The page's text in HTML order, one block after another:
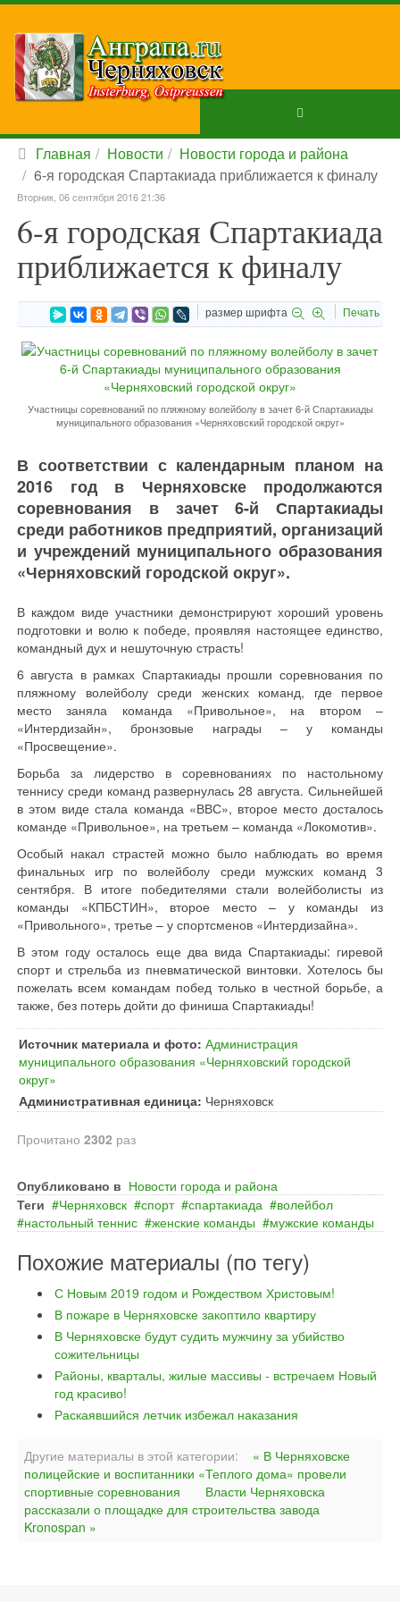
Главная Новости
Новости города и района
6-я городская Спартакиада приближается к финалу
Вторник, 06 сентября 2016 21:36
6-я городская Спартакиада
приближается к финалу
размер шрифта Печать
Участницы соревнований по пляжному волейболу в зачет 6-й Спартакиады
муниципального образования «Черняховский городской округ»
В соответствии с календарным планом на
2016 год в Черняховске продолжаются
соревнования в зачет 6-й Спартакиады
среди работников предприятий, организаций
и учреждений муниципального образования
«Черняховский городской округ».
В каждом виде участники демонстрируют хороший уровень
подготовки и волю к победе, проявляя настоящее единство,
командный дух и нешуточную страсть!
6 августа в рамках Спартакиады прошли соревнования по
пляжному волейболу среди женских команд, где первое
место заняла команда «Привольное», на втором –
«Интердизайн», бронзовые награды – у команды
«Просвещение».
Борьба за лидерство в соревнованиях по настольному
теннису среди команд развернулась 28 августа. Сильнейшей
в этом виде стала команда «ВВС», второе место досталось
команде «Привольное», на третьем – команда «Локомотив».
Особый накал страстей можно было наблюдать во время
финальных игр по волейболу среди мужских команд 3
сентября. В итоге победителями стали волейболисты из
команды «КПБСТИН», второе место – у команды из
«Привольного», третье – у спортсменов «Интердизайна».
В этом году осталось еще два вида Спартакиады: гиревой
спорт и стрельба из пневматической винтовки. Хотелось бы
пожелать всем командам побед только в честной борьбе, а
также, без потерь дойти до финиша Спартакиады!
Источник материала и фото: Администрация
муниципального образования «Черняховский городской
округ»
Административная единица: Черняховск
Прочитано 2302 раз
Опубликовано в Новости города и района
Теги
Черняховск спорт спартакиада
волейбол
настольный теннис
женские команды мужские команды
Похожие материалы (по тегу)
С Новым 2019 годом и Рождеством Христовым!
В пожаре в Черняховске закоптило квартиру
В Черняховске будут судить мужчину за убийство
сожительницы
Районы, кварталы, жилые массивы - встречаем Новый
год красиво!
Раскаявшийся летчик избежал наказания
Другие материалы в этой категории:
« В Черняховске
полицейские и воспитанники «Теплого дома» провели
спортивные соревнования
Власти Черняховска
рассказали о площадке для строительства завода
Kronospan »